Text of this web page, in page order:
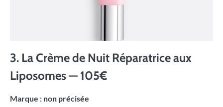
3. La Crème de Nuit Réparatrice aux
Liposomes — 105€
Marque : non précisée